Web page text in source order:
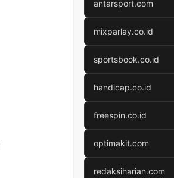
antarsport.com
mixparlay.co.id
sportsbook.co.id
handicap.co.id
freespin.co.id
optimakit.com
redaksiharian.com